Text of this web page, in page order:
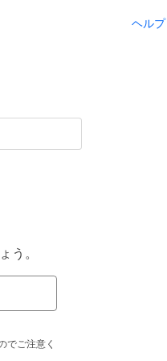
ヘルプ
う。
でご注意く